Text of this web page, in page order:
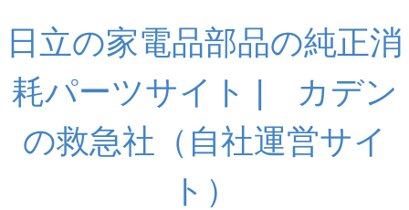
日立の家電品部品の純正消
耗パーツサイト | カデン
の救急社（自社運営サイ
ト）